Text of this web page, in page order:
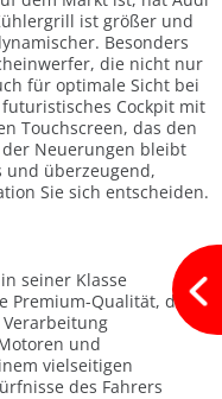
ist größer und
Besonders
die nicht nur
für optimale Sicht bei
Cockpit mit
Touchscreen, das den
Neuerungen bleibt
und überzeugend,
Sie sich entscheiden.
seiner Klasse
Premium-Qualität, die
und
vielseitigen
des Fahrers